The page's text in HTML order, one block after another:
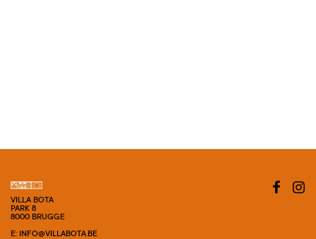
VILLA BOTA
PARK 8
8000 BRUGGE
E: INFO@VILLABOTA.BE